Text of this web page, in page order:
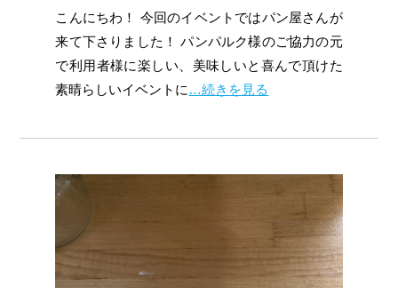
こんにちわ！ 今回のイベントではパン屋さんが
来て下さりました！ パンパルク様のご協力の元
で利用者様に楽しい、美味しいと喜んで頂けた
素晴らしいイベントに …続きを見る